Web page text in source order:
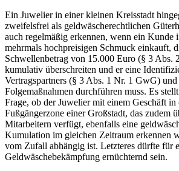
Ein Juwelier in einer kleinen Kreisstadt
zweifelsfrei als geldwäscherechtlichen
auch regelmäßig erkennen, wenn ein Kunde
mehrmals hochpreisigen Schmuck einkauft,
Schwellenbetrag von 15.000 Euro (§ 3 Abs.
kumulativ überschreiten und er eine
Vertragspartners (§ 3 Abs. 1 Nr. 1 GwG) und
Folgemaßnahmen durchführen muss. Es
Frage, ob der Juwelier mit einem Geschäft in
Fußgängerzone einer Großstadt, das zudem
Mitarbeitern verfügt, ebenfalls eine
Kumulation im gleichen Zeitraum erkennen
vom Zufall abhängig ist. Letzteres dürfte für
Geldwäschebekämpfung ernüchternd sein.